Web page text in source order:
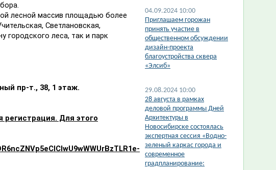
лесной массив площадью более
Светлановская,
городского леса, так и парк
пр-т., 38, 1 этаж.
Для этого
04.09.2024 10:00
​Приглашаем горожан
принять участие в
общественном обсуждении
дизайн-проекта
благоустройства сквера
«Элсиб»
29.08.2024 10:00
​28 августа в рамках
деловой программы Дней
Архитектуры в
Новосибирске состоялась
экспертная сессия «Водно-
зеленый каркас города и
современное
градпланирование: